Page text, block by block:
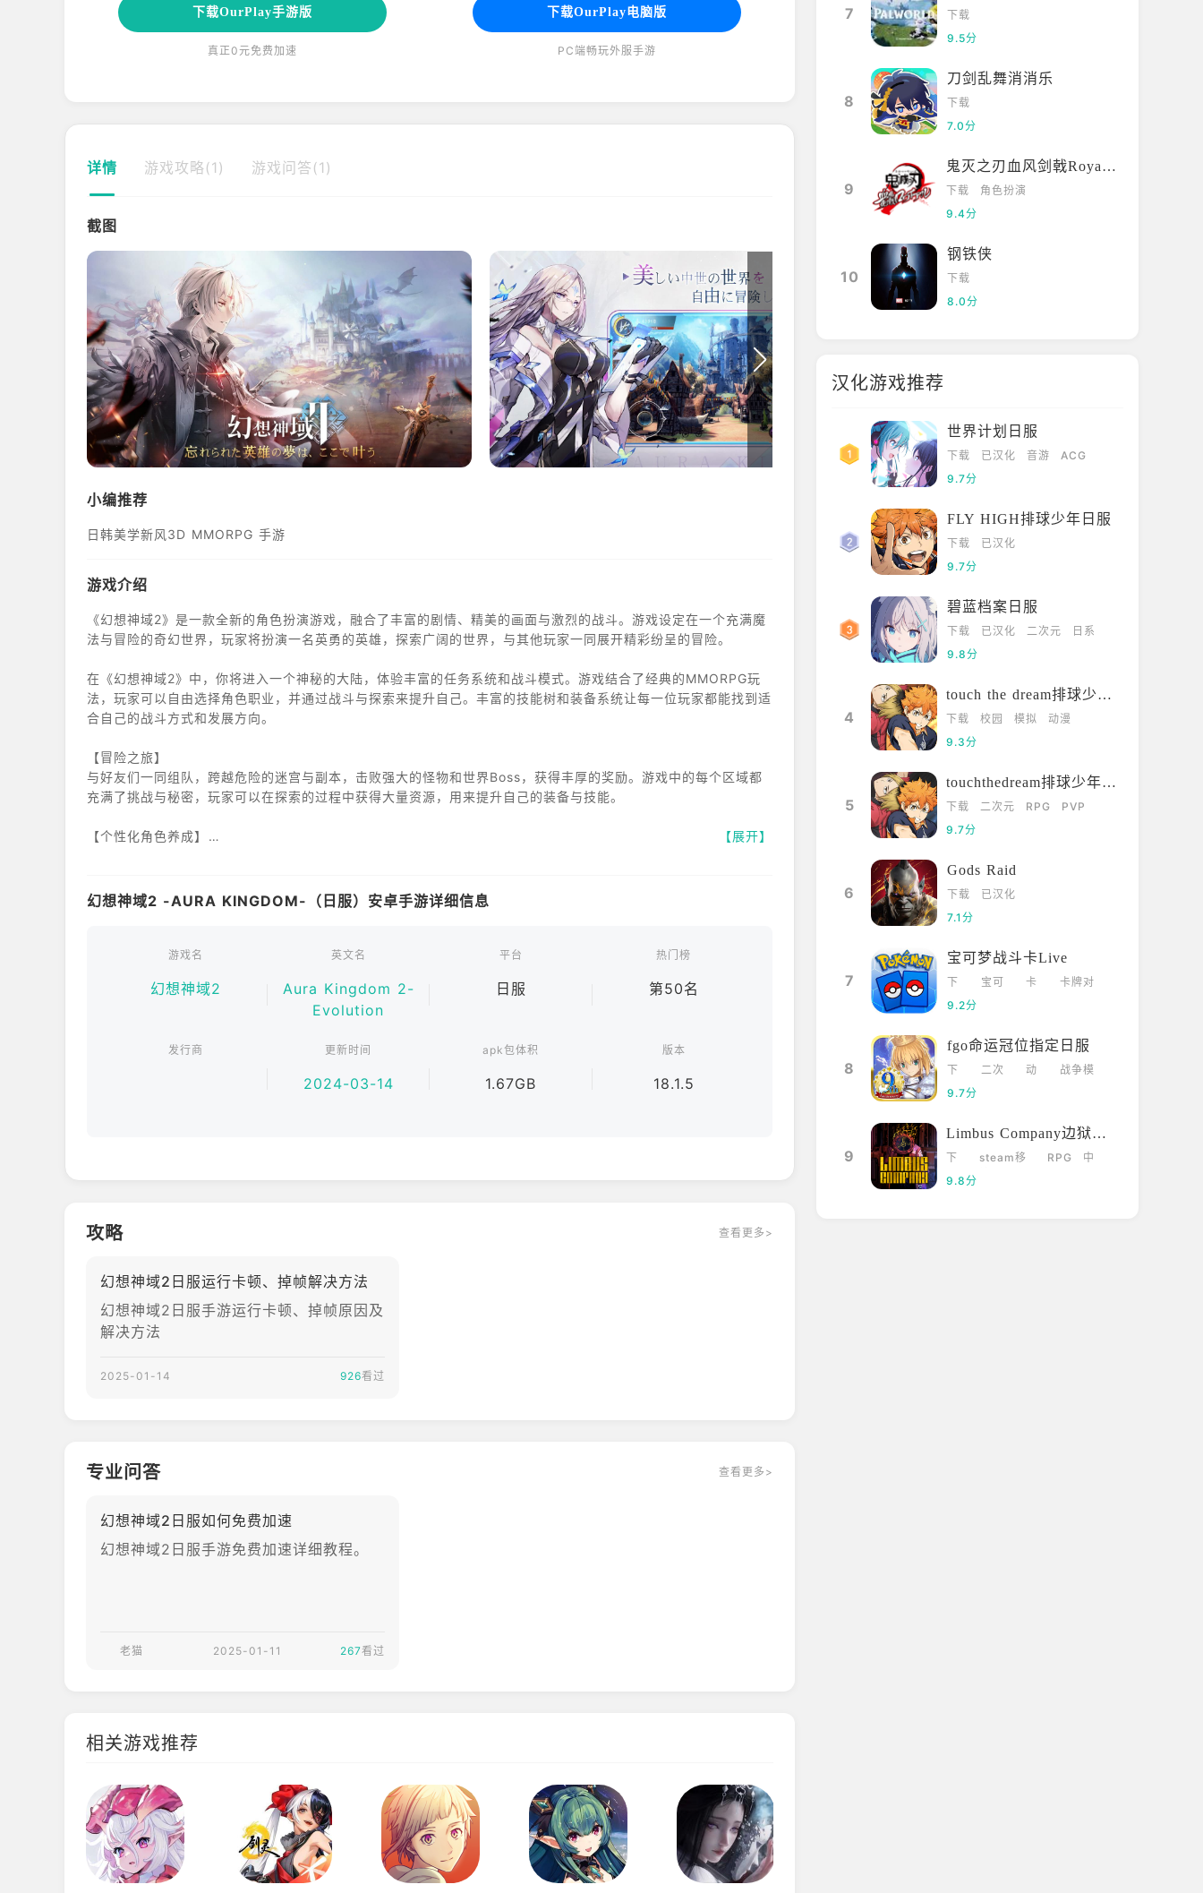
下载OurPlay手游版
真正0元免费加速
下载OurPlay电脑版
PC端畅玩外服手游
详情 游戏攻略(1) 游戏问答(1)
截图
小编推荐
日韩美学新风3D MMORPG 手游
游戏介绍
《幻想神域2》是一款全新的角色扮演游戏，融合了丰富的剧情、精美的画面与激烈的战斗。游戏设定在一个充满魔
法与冒险的奇幻世界，玩家将扮演一名英勇的英雄，探索广阔的世界，与其他玩家一同展开精彩纷呈的冒险。
在《幻想神域2》中，你将进入一个神秘的大陆，体验丰富的任务系统和战斗模式。游戏结合了经典的MMORPG玩
法，玩家可以自由选择角色职业，并通过战斗与探索来提升自己。丰富的技能树和装备系统让每一位玩家都能找到适
合自己的战斗方式和发展方向。
【冒险之旅】
与好友们一同组队，跨越危险的迷宫与副本，击败强大的怪物和世界Boss，获得丰厚的奖励。游戏中的每个区域都
充满了挑战与秘密，玩家可以在探索的过程中获得大量资源，用来提升自己的装备与技能。
【个性化角色养成】
为你提供多样的玩法。
游戏的战斗系统流畅而富有深度，技能特效华丽，打击感十足。在团队战斗中，你需要与队友密切配合，制定最佳战
公会任务，共同挑战强大的敌人。通过互动，你将结识更多志同道合的朋友，一同畅游在这个奇幻的世界中。
无论是PVE冒险还是PVP竞技，《幻想神域2》都能带给你无与伦比的游戏体验。准备好加入这场充满魔法与挑战的
【展开】
幻想神域2 -AURA KINGDOM-（日服）安卓手游详细信息
游戏名
幻想神域2
英文名
Aura Kingdom 2-
Evolution
平台
日服
热门榜
第50名
发行商 更新时间
2024-03-14
apk包体积
1.67GB
版本
18.1.5
攻略 查看更多>
幻想神域2日服运行卡顿、掉帧解决方法
幻想神域2日服手游运行卡顿、掉帧原因及
解决方法
2025-01-14 926看过
专业问答 查看更多>
幻想神域2日服如何免费加速
幻想神域2日服手游免费加速详细教程。
老猫 2025-01-11 267看过
相关游戏推荐
7
下载
9.5分
8
刀剑乱舞消消乐
下载
7.0分
9
鬼灭之刃血风剑戟Royale国际服
下载
角色扮演
9.4分
10
钢铁侠
下载
8.0分
汉化游戏推荐
世界计划日服
下载 已汉化 音游
ACG
9.7分
FLY HIGH排球少年日服
下载
已汉化
9.7分
碧蓝档案日服
下载 已汉化 二次元
日系
9.8分
4
touch the dream排球少年韩服
下载 校园 模拟
动漫
9.3分
5
touchthedream排球少年日服
下载 二次元 RPG
PVP
9.7分
6
Gods Raid
下载
已汉化
7.1分
7
宝可梦战斗卡Live
下
载
宝可
卡
卡牌对
9.2分
8
fgo命运冠位指定日服
下
载
二次
动
战争模
9.7分
9
Limbus Company边狱巴士
下
载
steam移
RPG
中
9.8分